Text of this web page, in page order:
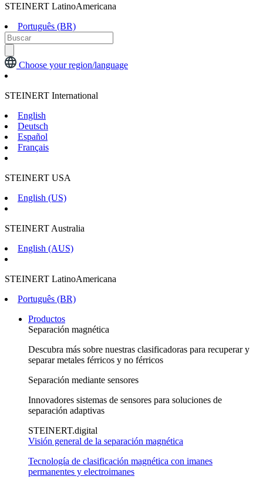
STEINERT LatinoAmericana
Português (BR)
Choose your region/language
STEINERT International
English
Deutsch
Español
Français
STEINERT USA
English (US)
STEINERT Australia
English (AUS)
STEINERT LatinoAmericana
Português (BR)
Productos
Separación magnética
Descubra más sobre nuestras clasificadoras para recuperar y
separar metales férricos y no férricos
Separación mediante sensores
Innovadores sistemas de sensores para soluciones de
separación adaptivas
STEINERT.digital
Visión general de la separación magnética
Tecnología de clasificación magnética con imanes
permanentes y electroimanes